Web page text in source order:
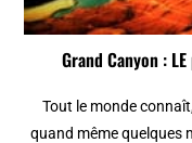
Grand Canyon :
Tout le monde
quand même quelques